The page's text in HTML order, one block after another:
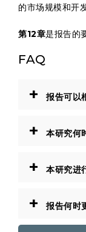
的市场规模和开
第12章是报告的
FAQ
+ 报告可以
+ 本研究何
+ 本研究进
+ 报告何时